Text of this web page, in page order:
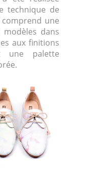
technique de
une
dans
aux finitions
une palette